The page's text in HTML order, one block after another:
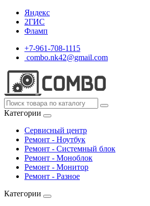
Яндекс
2ГИС
Фламп
+7-961-708-1115
combo.nk42@gmail.com
Категории
Сервисный центр
Ремонт - Ноутбук
Ремонт - Системный блок
Ремонт - Моноблок
Ремонт - Монитор
Ремонт - Разное
Категории